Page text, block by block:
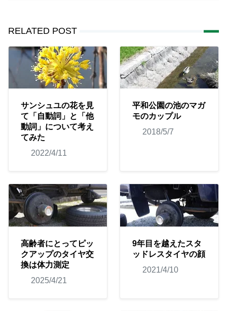
RELATED POST
サンシュユの花を見
て「自動詞」と「他
動詞」について考え
てみた
2022/4/11
平和公園の池のマガ
モのカップル
2018/5/7
高齢者にとってピッ
クアップのタイヤ交
換は体力測定
2025/4/21
9年目を越えたスタ
ッドレスタイヤの顔
2021/4/10